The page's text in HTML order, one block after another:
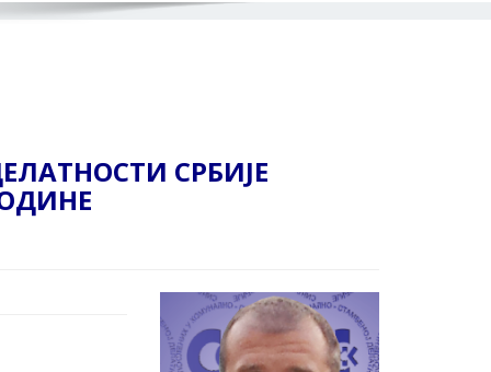
СРБИЈЕ